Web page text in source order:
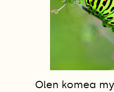
Olen komea